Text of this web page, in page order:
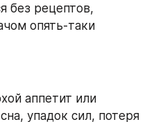
без рецептов,
опять-таки
аппетит или
упадок сил, потеря